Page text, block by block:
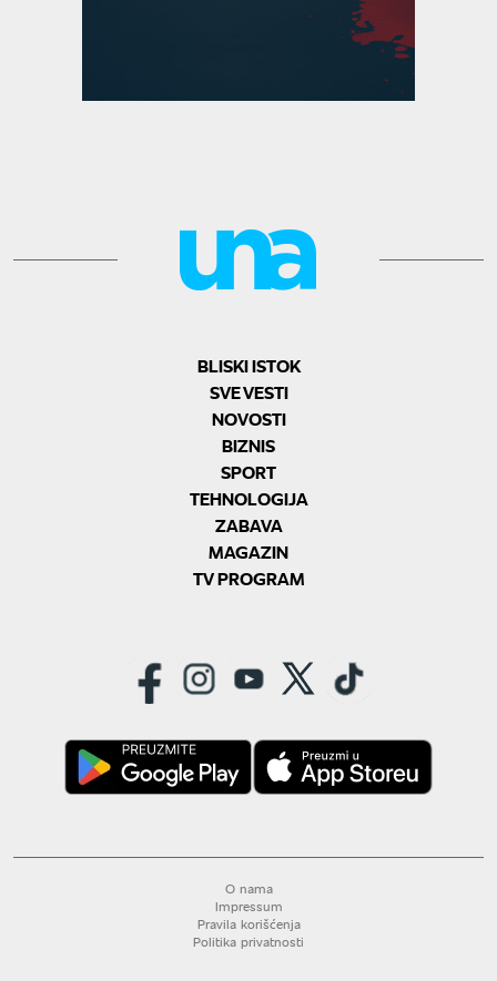
BLISKI ISTOK
SVE VESTI
NOVOSTI
BIZNIS
SPORT
TEHNOLOGIJA
ZABAVA
MAGAZIN
TV PROGRAM
O nama
Impressum
Pravila korišćenja
Politika privatnosti